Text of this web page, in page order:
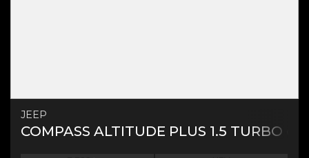
JEEP
COMPASS ALTITUDE PLUS 1.5 TURBO e-